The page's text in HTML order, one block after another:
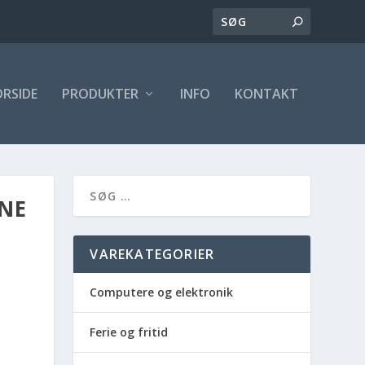
PRODUKTER INFO KONTAKT
VAREKATEGORIER
Computere og elektronik
Ferie og fritid